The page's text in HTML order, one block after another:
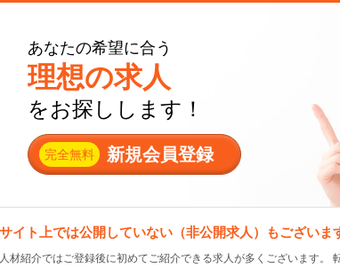
あなたの希望に合う
理想の求人
をお探しします！
完全無料 新規会員登録
サイト上では公開していない（非公開求人）もございま
人材紹介ではご登録後に初めてご紹介できる求人が多くございます。